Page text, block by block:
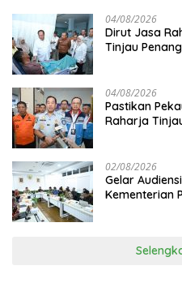
04/08/2026
Dirut Jasa
Tinjau
04/08/2026
Pastikan
Raharja
02/08/2026
Gelar
Kementerian